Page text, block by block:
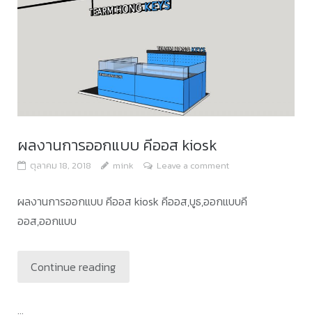
ผลงานการออกแบบ คีออส kiosk
ตุลาคม 18, 2018 mink Leave a comment
ผลงานการออกแบบ คีออส kiosk คีออส,บูธ,ออกแบบคี
ออส,ออกแบบ
Continue reading
...